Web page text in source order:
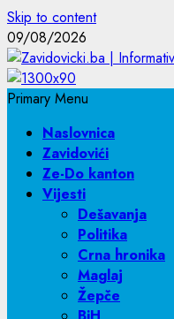
Skip to content
09/08/2026
Primary Menu
Naslovnica
Zavidovići
Ze-Do kanton
Vijesti
Dešavanja
Politika
Crna hronika
Maglaj
Žepče